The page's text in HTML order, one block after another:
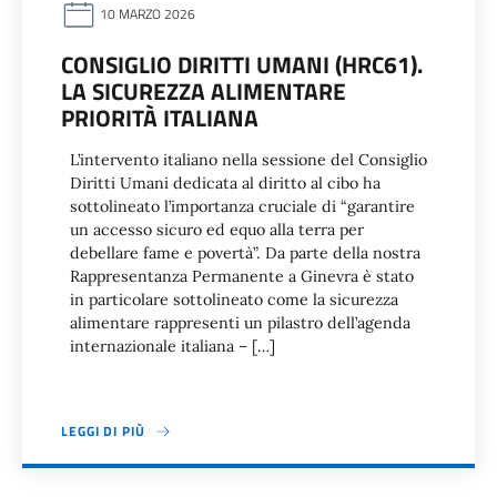
10 MARZO 2026
CONSIGLIO DIRITTI UMANI (HRC61).
LA SICUREZZA ALIMENTARE
PRIORITÀ ITALIANA
L’intervento italiano nella sessione del Consiglio
Diritti Umani dedicata al diritto al cibo ha
sottolineato l’importanza cruciale di “garantire
un accesso sicuro ed equo alla terra per
debellare fame e povertà”. Da parte della nostra
Rappresentanza Permanente a Ginevra è stato
in particolare sottolineato come la sicurezza
alimentare rappresenti un pilastro dell’agenda
internazionale italiana – […]
LEGGI DI PIÙ